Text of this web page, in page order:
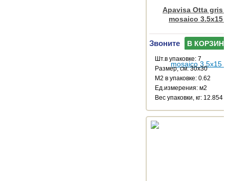
Apavisa Otta gris
mosaico 3.5x15
Звоните В КОРЗИНУ
Шт.в упаковке: 7
Размер, см: 30x30
М2 в упаковке: 0.62
Ед.измерения: м2
Веc упаковки, кг: 12.854